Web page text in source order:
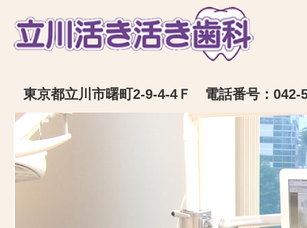
東京都立川市曙町2-9-4-4Ｆ 電話番号：042-